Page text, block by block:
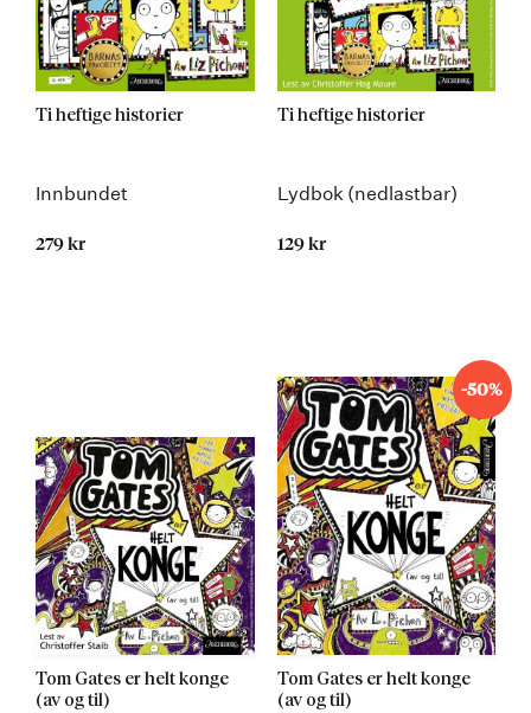
Ti heftige historier
Innbundet
279 kr
Ti heftige historier
Lydbok (nedlastbar)
129 kr
Tom Gates er helt konge
(av og til)
-50%
Tom Gates er helt konge
(av og til)